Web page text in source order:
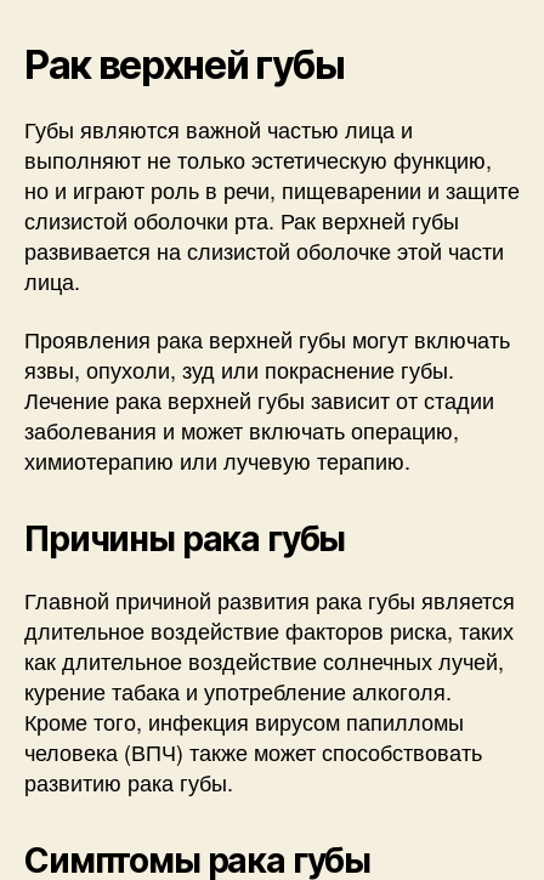
Рак верхней губы
Губы являются важной частью лица и
выполняют не только эстетическую функцию,
но и играют роль в речи, пищеварении и защите
слизистой оболочки рта. Рак верхней губы
развивается на слизистой оболочке этой части
лица.
Проявления рака верхней губы могут включать
язвы, опухоли, зуд или покраснение губы.
Лечение рака верхней губы зависит от стадии
заболевания и может включать операцию,
химиотерапию или лучевую терапию.
Причины рака губы
Главной причиной развития рака губы является
длительное воздействие факторов риска, таких
как длительное воздействие солнечных лучей,
курение табака и употребление алкоголя.
Кроме того, инфекция вирусом папилломы
человека (ВПЧ) также может способствовать
развитию рака губы.
Симптомы рака губы